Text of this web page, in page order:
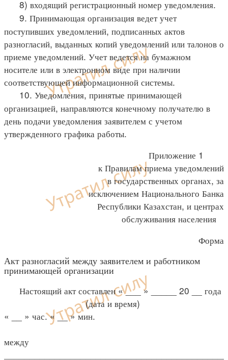
8) входящий регистрационный номер уведомления.
9. Принимающая организация ведет учет
поступивших уведомлений, подписанных актов
разногласий, выданных копий уведомлений или талонов о
приеме уведомлений. Учет ведется на бумажном
носителе или в электронном виде при наличии
соответствующей информационной системы.
10. Уведомления, принятые принимающей
организацией, направляются конечному получателю в
день подачи уведомления заявителем с учетом
утвержденного графика работы.
Приложение 1
к Правилам приема уведомлений
в государственных органах, за
исключением Национального Банка
Республики Казахстан, и центрах
обслуживания населения
Форма
Акт разногласий между заявителем и работником
принимающей организации
Настоящий акт составлен « ___ » _____ 20 __ года
(дата и время)
« __ » час. « __ » мин.
между